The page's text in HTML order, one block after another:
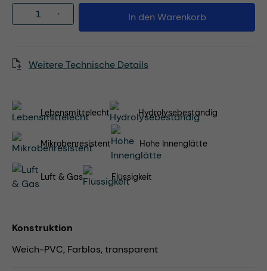
Produkt Anzahl: Gib den gewünschten
In den Warenkorb
Weitere Technische Details
Lebensmittelecht Hydrolysebeständig
Mikrobenresistent Hohe Innenglätte
Luft & Gas Flüssigkeit
Konstruktion
Weich-PVC, Farblos, transparent